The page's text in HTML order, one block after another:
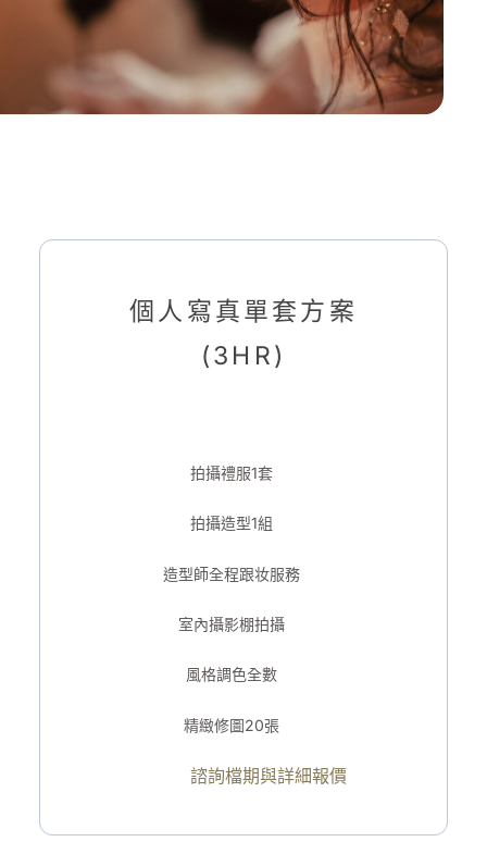
個人寫真單套方案
(3HR)
拍攝禮服1套
拍攝造型1組
造型師全程跟妆服務
室內攝影棚拍攝
風格調色全數
精緻修圖20張
諮詢檔期與詳細報價